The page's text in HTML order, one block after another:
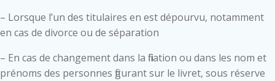
– Lorsque l’un des titulaires en est dépourvu, notamment
en cas de divorce ou de séparation
– En cas de changement dans la filiation ou dans les nom et
prénoms des personnes figurant sur le livret, sous réserve